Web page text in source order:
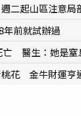
二起山區注意局
前就試辦過
亡 醫生：她是窒
桃花 金牛財運亨